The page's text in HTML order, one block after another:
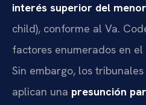
interés superior del menor
child), conforme al Va.
factores enumerados en el
Sin embargo, los
aplican una presunción